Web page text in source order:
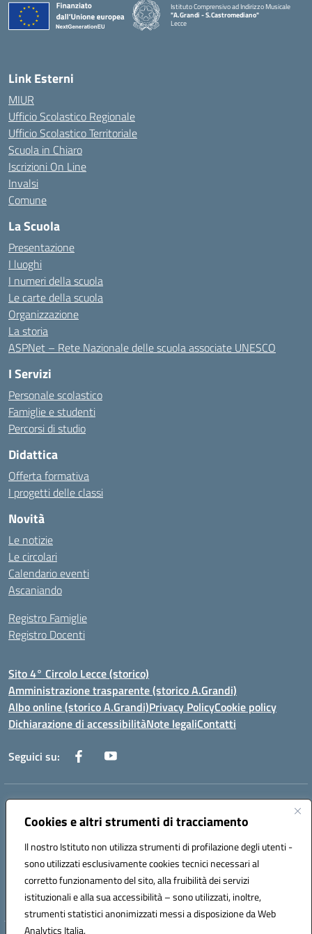
Cookies e altri strumenti di tracciamento
Il nostro Istituto non utilizza strumenti di profilazione degli utenti -
sono utilizzati esclusivamente cookies tecnici necessari al
corretto funzionamento del sito, alla fruibilità dei servizi
istituzionali e alla sua accessibilità – sono utilizzati, inoltre,
strumenti statistici anonimizzati messi a disposizione da Web
Analytics Italia.
Istituto Comprensivo ad Indirizzo Musicale
"A.Grandi - S.Castromediano"
Lecce
Link Esterni
MIUR
Ufficio Scolastico Regionale
Ufficio Scolastico Territoriale
Scuola in Chiaro
Iscrizioni On Line
Invalsi
Comune
La Scuola
Presentazione
I luoghi
I numeri della scuola
Le carte della scuola
Organizzazione
La storia
ASPNet – Rete Nazionale delle scuola associate UNESCO
I Servizi
Personale scolastico
Famiglie e studenti
Percorsi di studio
Didattica
Offerta formativa
I progetti delle classi
Novità
Le notizie
Le circolari
Calendario eventi
Ascaniando
Registro Famiglie
Registro Docenti
Sito 4° Circolo Lecce (storico)
Amministrazione trasparente (storico A.Grandi)
Albo online (storico A.Grandi)Privacy PolicyCookie policy
Dichiarazione di accessibilitàNote legaliContatti
Seguici su:
Indirizzo:
Centralino:0832/346889 Email:leic8av008@istruzione.it
Codice fiscale: 93173040754
Codice meccanografico:
LEIC8AV008
Codice Indice delle Pubbliche Amministrazioni (IPA): BZRH652R